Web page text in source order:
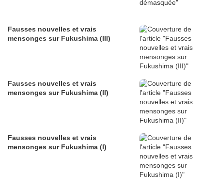
Fausses nouvelles et vrais
mensonges sur Fukushima (III)
Fausses nouvelles et vrais
mensonges sur Fukushima (II)
Fausses nouvelles et vrais
mensonges sur Fukushima (I)